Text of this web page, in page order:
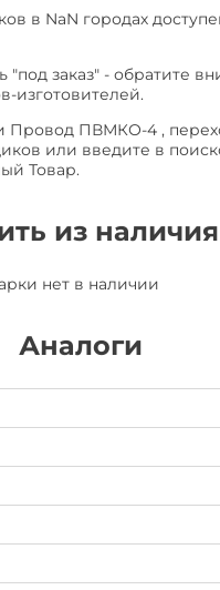
в NaN городах
"под заказ" - обратите
изготовителей.
Провод ПВМКО-4 ,
или введите в
Товар.
из наличия
нет в наличии
Аналоги